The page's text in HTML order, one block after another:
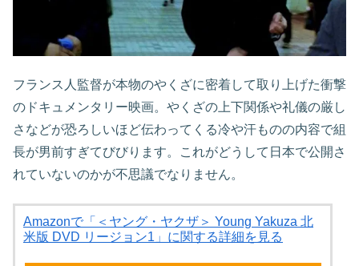
フランス人監督が本物のやくざに密着して取り上げた衝撃
のドキュメンタリー映画。やくざの上下関係や礼儀の厳し
さなどが恐ろしいほど伝わってくる冷や汗ものの内容で組
長が男前すぎてびびります。これがどうして日本で公開さ
れていないのかが不思議でなりません。
Amazonで「＜ヤング・ヤクザ＞ Young Yakuza 北
米版 DVD リージョン1」に関する詳細を見る